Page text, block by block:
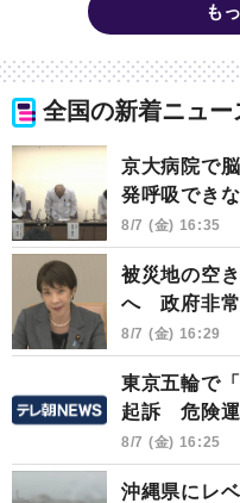
も
全国の新着ニュー
京大病院で
発呼吸でき
8/7 (金) 16:35
被災地の空
へ 政府非常
8/7 (金) 16:29
東京五輪で
起訴 危険
8/7 (金) 16:25
沖縄県にレ